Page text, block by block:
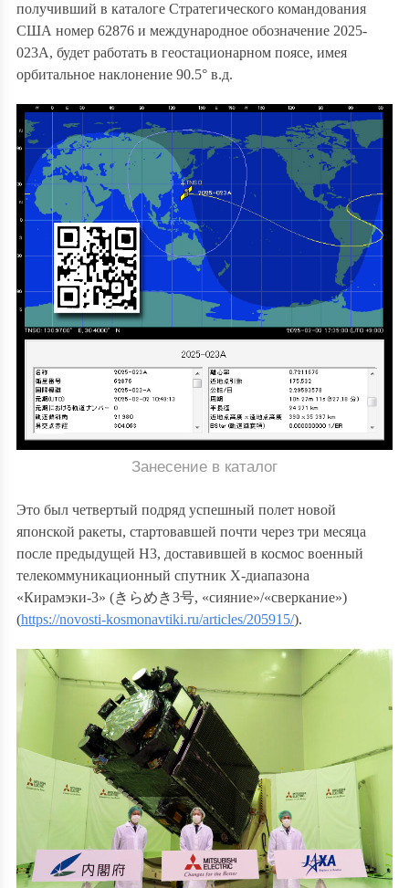
получивший в каталоге Стратегического командования
США номер 62876 и международное обозначение 2025-
023A, будет работать в геостационарном поясе, имея
орбитальное наклонение 90.5° в.д.
Занесение в каталог
Это был четвертый подряд успешный полет новой
японской ракеты, стартовавшей почти через три месяца
после предыдущей H3, доставившей в космос военный
телекоммуникационный спутник X-диапазона
«Кирамэки-3» (きらめき3号, «сияние»/«сверкание»)
(https://novosti-kosmonavtiki.ru/articles/205915/).